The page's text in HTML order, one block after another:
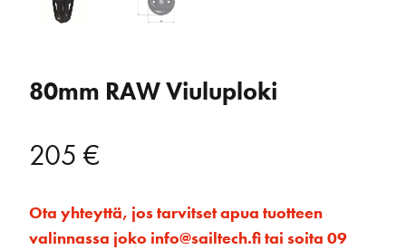
80mm RAW Viuluploki
205 €
Ota yhteyttä, jos tarvitset apua tuotteen
valinnassa joko info@sailtech.fi tai soita 09